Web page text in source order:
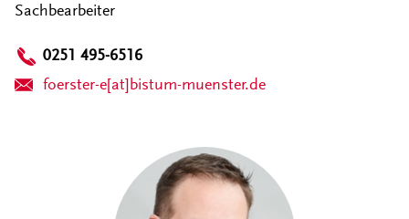
Sachbearbeiter
0251 495-6516
foerster-e[at]bistum-muenster.de